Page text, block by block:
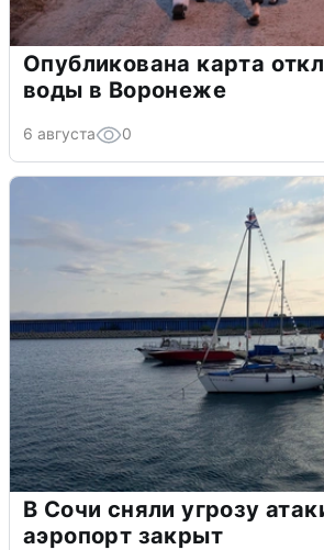
Опубликована карта
воды в Воронеже
6 августа 0
В Сочи сняли угрозу
аэропорт закрыт